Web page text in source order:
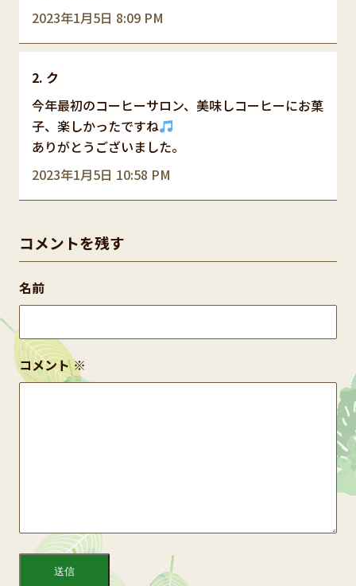
2023年1月5日 8:09 PM
ク
2023年1月5日 10:58 PM
今年最初のコーヒーサロン、美味しコーヒーにお菓
子、楽しかったですね
ありがとうございました。
コメントを残す
コメント※
名前